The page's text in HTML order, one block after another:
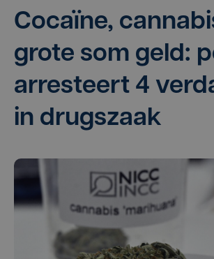
Coca­ï­ne,
gro­te som geld:
arres­teert 4
in drugszaak